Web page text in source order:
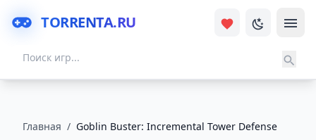
TORRENTA.RU
Главная / Goblin Buster: Incremental Tower Defense